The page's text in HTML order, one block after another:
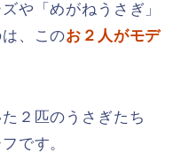
や「めがねうさぎ」
、このお２人がモデ
２匹のうさぎたち
です。